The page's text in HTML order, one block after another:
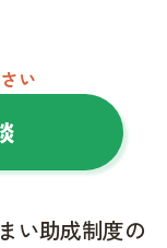
い
い助成制度の